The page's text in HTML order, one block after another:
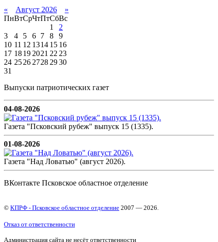
« Август 2026
»
ПнВтСрЧтПтСбВс
1
2
3
4 5 6 7 8
9
10 11 12 1314 15 16
17 18192021 2223
24 252627282930
31
Выпуски патриотических газет
04-08-2026
Газета "Псковский рубеж" выпуск 15 (1335).
01-08-2026
Газета "Над Ловатью" (август 2026).
ВКонтакте Псковское областное отделение
© КПРФ - Псковское областное отделение 2007 — 2026.
Отказ от ответственности
Администрация сайта не несёт ответственности